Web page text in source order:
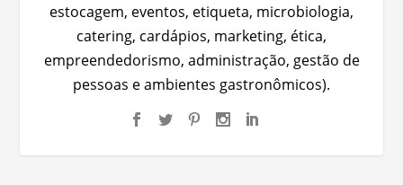
estocagem, eventos, etiqueta, microbiologia,
catering, cardápios, marketing, ética,
empreendedorismo, administração, gestão de
pessoas e ambientes gastronômicos).